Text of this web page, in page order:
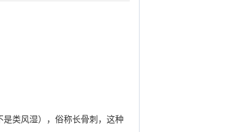
类风湿），俗称长骨刺，这种